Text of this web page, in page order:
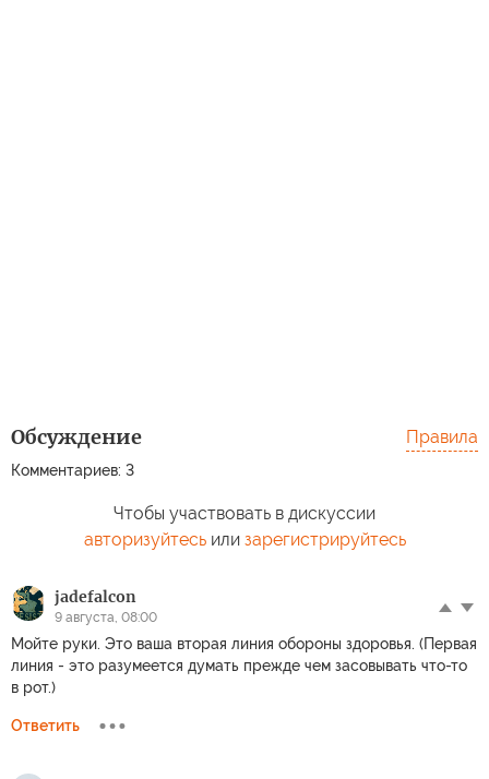
Обсуждение
Комментариев: 3
Правила
Чтобы участвовать в дискуссии
авторизуйтесьили зарегистрируйтесь
jadefalcon
9 августа, 08:00
Мойте руки. Это ваша вторая линия обороны здоровья. (Первая
линия - это разумеется думать прежде чем засовывать что-то
в рот.)
Ответить